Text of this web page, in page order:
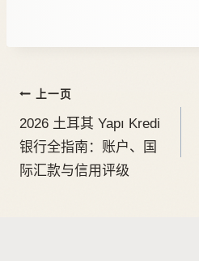
上一页
2026 土耳其 Yapı Kredi
银行全指南：账户、国
际汇款与信用评级